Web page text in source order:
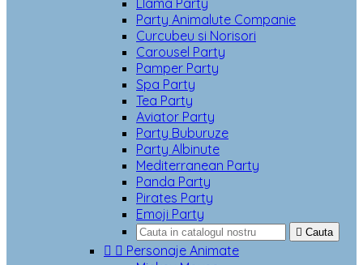
Llama Party
Party Animalute Companie
Curcubeu si Norisori
Carousel Party
Pamper Party
Spa Party
Tea Party
Aviator Party
Party Buburuze
Party Albinute
Mediterranean Party
Panda Party
Pirates Party
Emoji Party
 Cauta
  Personaje Animate